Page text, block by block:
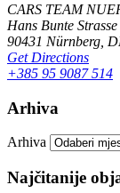
CARS TEAM
Hans Bunte
90431 Nürnberg,
Get Directions
+385 95 9087 514
Arhiva
Arhiva
Najčitanije